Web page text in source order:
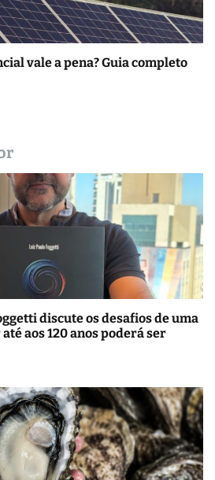
vale a pena? Guia completo
discute os desafios de uma
aos 120 anos poderá ser